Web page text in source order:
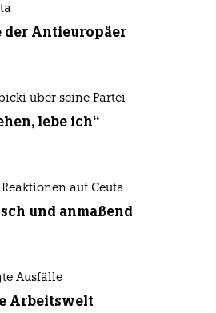
der Antieuropäer
über seine Partei
lebe ich“
auf Ceuta
und anmaßend
Ausfälle
Arbeitswelt